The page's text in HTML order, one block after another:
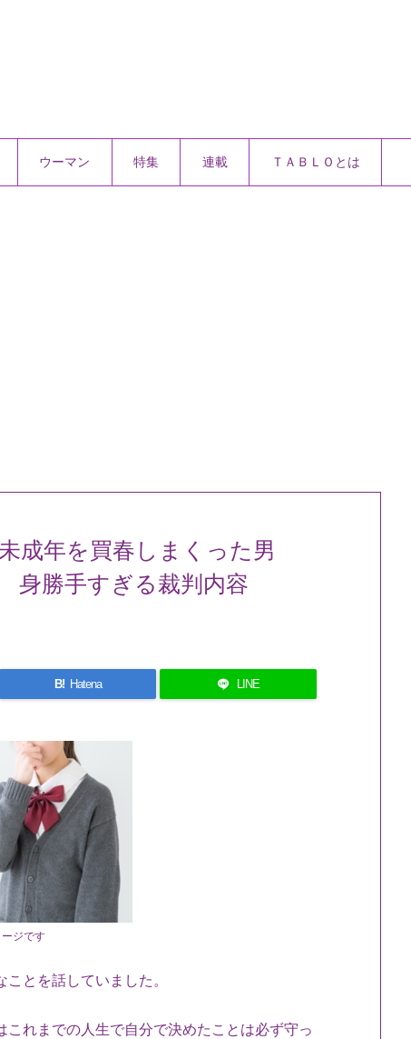
ウーマン 特集 連載 ＴＡＢＬＯとは
成年を買春しまくった男
身勝手すぎる裁判内容
B! Hatena LINE
ジです
とを話していました。
これまでの人生で自分で決めたことは必ず守っ